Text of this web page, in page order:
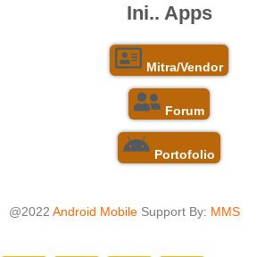
Ini.. Apps
Mitra/Vendor
Forum
Portofolio
@2022 Android Mobile Support By: MMS